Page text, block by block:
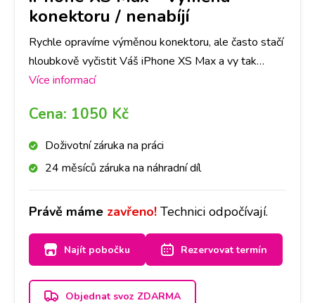
konektoru / nenabíjí
Rychle opravíme výměnou konektoru, ale často stačí
hloubkově vyčistit Váš iPhone XS Max a vy tak
ušetříte čas i peníze. Nejlepší je nyní se zastavit na
Více informací
Cena: 1050 Kč
Doživotní záruka na práci
24 měsíců záruka na náhradní díl
Právě máme zavřeno! Technici odpočívají.
Najít pobočku Rezervovat termín
Objednat svoz ZDARMA